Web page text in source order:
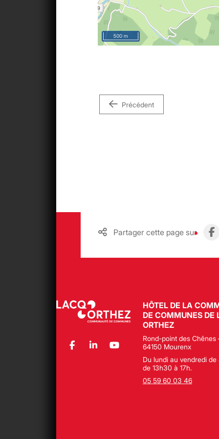
500 m
Précédent
Partager cette page sur
HÔTEL DE LA
DE COMMUNES DE
ORTHEZ
Rond-point des Chênes
64150 Mourenx
Du lundi au vendredi de
de 13h30 à 17h.
05 59 60 03 46